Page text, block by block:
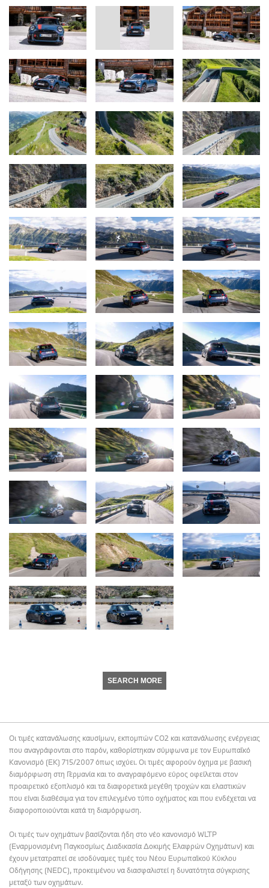
SEARCH MORE
Οι τιμές κατανάλωσης καυσίμων, εκπομπών CO2 και κατανάλωσης ενέργειας
που αναγράφονται στο παρόν, καθορίστηκαν σύμφωνα με τον Ευρωπαϊκό
Κανονισμό (ΕΚ) 715/2007 όπως ισχύει. Οι τιμές αφορούν όχημα με βασική
διαμόρφωση στη Γερμανία και το αναγραφόμενο εύρος οφείλεται στον
προαιρετικό εξοπλισμό και τα διαφορετικά μεγέθη τροχών και ελαστικών
που είναι διαθέσιμα για τον επιλεγμένο τύπο οχήματος και που ενδέχεται να
διαφοροποιούνται κατά τη διαμόρφωση.
Οι τιμές των οχημάτων βασίζονται ήδη στο νέο κανονισμό WLTP
(Εναρμονισμένη Παγκοσμίως Διαδικασία Δοκιμής Ελαφρών Οχημάτων) και
έχουν μετατραπεί σε ισοδύναμες τιμές του Νέου Ευρωπαϊκού Κύκλου
Οδήγησης (NEDC), προκειμένου να διασφαλιστεί η δυνατότητα σύγκρισης
μεταξύ των οχημάτων.